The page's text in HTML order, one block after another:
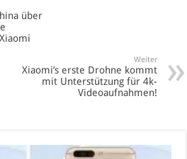
über
Weiter
Xiaomi’s erste Drohne kommt
mit Unterstützung für 4k-
Videoaufnahmen!